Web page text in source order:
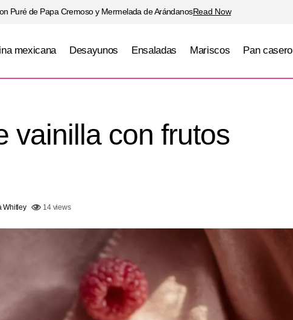
Puré de Papa Cremoso y Mermelada de ArándanosRead Now
mexicana Desayunos Ensaladas Mariscos Pan casero
vainilla con frutos
Whitley 14 views